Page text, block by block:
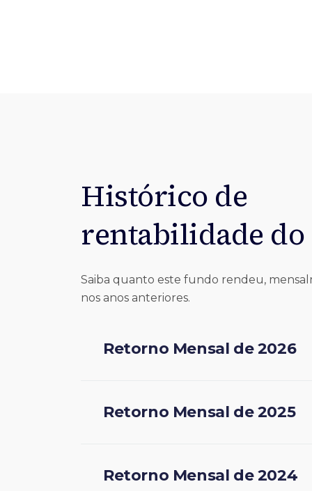
Histórico de
rentabilidade
Saiba quanto este fundo rendeu,
nos anos anteriores.
Retorno Mensal de 2026
Retorno Mensal de 2025
Retorno Mensal de 2024